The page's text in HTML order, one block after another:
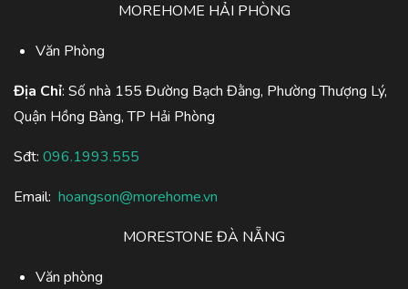
MOREHOME HẢI PHÒNG
Văn Phòng
Địa Chỉ: Số nhà 155 Đường Bạch Đằng, Phường Thượng Lý,
Quận Hồng Bàng, TP Hải Phòng
Sđt: 096.1993.555
Email: hoangson@morehome.vn
MORESTONE ĐÀ NẴNG
Văn phòng